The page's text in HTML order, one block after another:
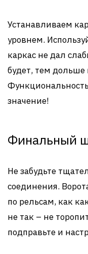
Устанавливаем
уровнем.
каркас не дал
будет, тем дольше
значение!
Финальный
Не забудьте
соединения.
по рельсам, как
не так – не
подправьте и